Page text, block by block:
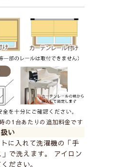
アに爽やかさをプラスする
いに見える魅惑のストライ
ルインテリアによく合いま
み、お部屋を明るく保ちま
の1台あたりの追加料金です
い
に入れて洗濯機の「手
で洗えます。 アイロン
ださい。